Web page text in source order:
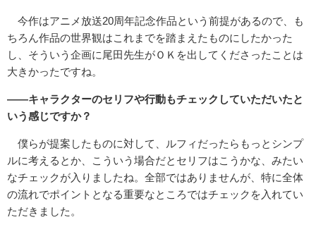
今作はアニメ放送20周年記念作品という前提があるので、も
ちろん作品の世界観はこれまでを踏まえたものにしたかった
し、そういう企画に尾田先生がＯＫを出してくださったことは
大きかったですね。
――キャラクターのセリフや行動もチェックしていただいたと
いう感じですか？
僕らが提案したものに対して、ルフィだったらもっとシンプ
ルに考えるとか、こういう場合だとセリフはこうかな、みたい
なチェックが入りましたね。全部ではありませんが、特に全体
の流れでポイントとなる重要なところではチェックを入れてい
ただきました。